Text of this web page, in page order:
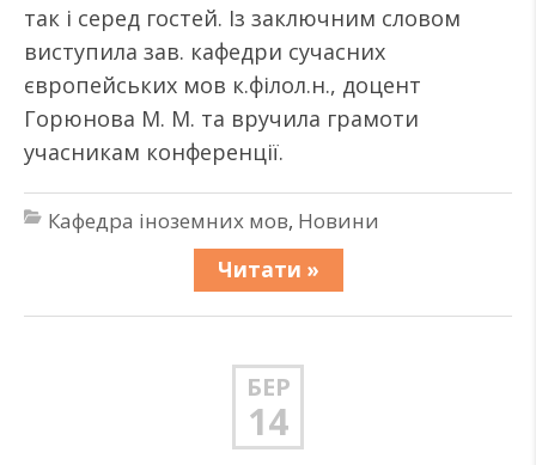
так і серед гостей. Із заключним словом
виступила зав. кафедри сучасних
європейських мов к.філол.н., доцент
Горюнова М. М. та вручила грамоти
учасникам конференції.
Кафедра іноземних мов, Новини
Читати »
БЕР
14